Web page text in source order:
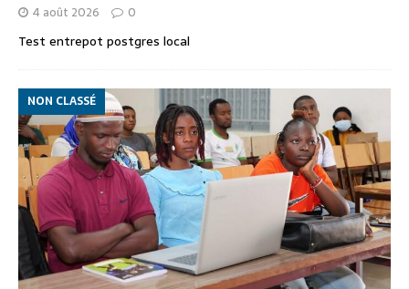
4 août 2026 0
Test entrepot postgres local
NON CLASSÉ